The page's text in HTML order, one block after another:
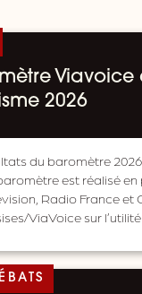
Viavoice
2026
du baromètre
est réalisé
Radio France
ViaVoice sur l’utilité